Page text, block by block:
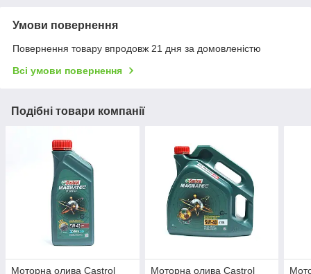
Умови повернення
Повернення товару впродовж 21 дня за домовленістю
Всі умови повернення
Подібні товари компанії
Моторна олива Castrol
Моторна олива Castrol